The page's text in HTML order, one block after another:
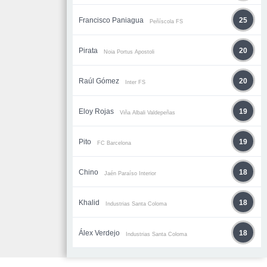
Francisco Paniagua Peñíscola FS 25
Pirata Noia Portus Apostoli 20
Raúl Gómez Inter FS 20
Eloy Rojas Viña Albali Valdepeñas 19
Pito FC Barcelona 19
Chino Jaén Paraíso Interior 18
Khalid Industrias Santa Coloma 18
Álex Verdejo Industrias Santa Coloma 18